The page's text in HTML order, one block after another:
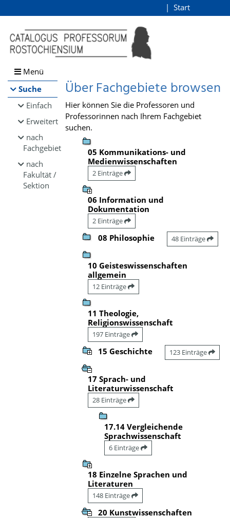
Browsen
direkt zum Inhalt
Start
Menü
Suche
Einfach
Erweitert
nach
Fachgebiet
nach
Fakultät /
Sektion
Über Fachgebiete browsen
Hier können Sie die Professoren und
Professorinnen nach Ihrem Fachgebiet
suchen.
05 Kommunikations- und
Medienwissenschaften
2 Einträge
06 Information und
Dokumentation
2 Einträge
08 Philosophie 48 Einträge
10 Geisteswissenschaften
allgemein
12 Einträge
11 Theologie,
Religionswissenschaft
197 Einträge
15 Geschichte 123 Einträge
17 Sprach- und
Literaturwissenschaft
28 Einträge
17.14 Vergleichende
Sprachwissenschaft
6 Einträge
18 Einzelne Sprachen und
Literaturen
148 Einträge
20 Kunstwissenschaften